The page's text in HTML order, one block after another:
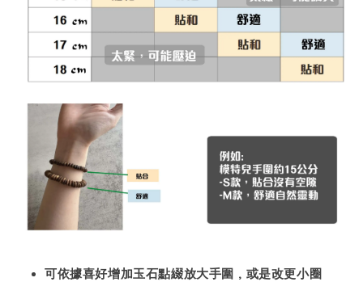
可依據喜好增加玉石點綴放大手圍，或是改更小圈